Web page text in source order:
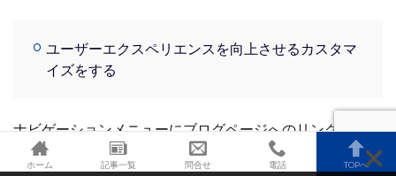
ユーザーエクスペリエンスを向上させるカスタマ
イズをする
ナビゲーションメニューにブログページへのリンクを追加
することで、ユーザーが簡単にブログにアクセスできるよ
ホーム 記事一覧 問合せ 電話 TOPへ